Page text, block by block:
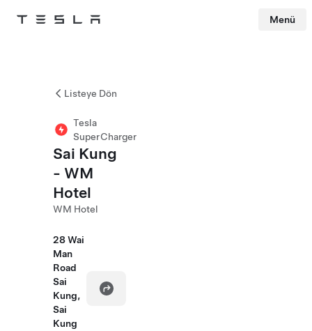
Tesla Menü
Listeye Dön
Tesla
SuperCharger
Sai Kung
- WM
Hotel
WM Hotel
28 Wai
Man
Road
Sai
Kung,
Sai
Kung